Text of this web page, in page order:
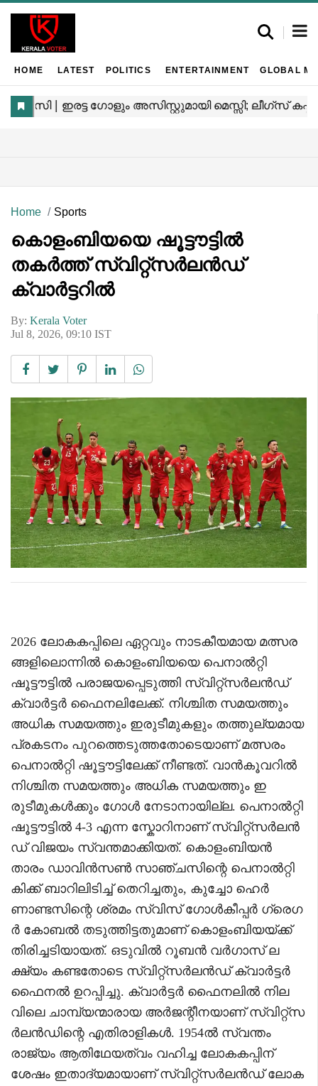
HOME LATEST POLITICS ENTERTAINMENT GLOBAL
Home Sports
കൊളംബിയയെ ഷൂട്ടൗട്ടിൽ
തക‍ർത്ത് സ്വിറ്റ്സ‍ർലൻഡ്
ക്വാർട്ടറിൽ
By: Kerala Voter
Jul 8, 2026, 09:10 IST
2026 ലോകകപ്പിലെ ഏറ്റവും നാടകീയമായ മത്സര
ങ്ങളിലൊന്നിൽ കൊളംബിയയെ പെനാൽറ്റി
ഷൂട്ടൗട്ടിൽ പരാജയപ്പെടുത്തി സ്വിറ്റ്സ‍ർലൻഡ്
ക്വാർട്ടർ ഫൈനലിലേക്ക്. നിശ്ചിത സമയത്തും
അധിക സമയത്തും ഇരുടീമുകളും തത്തുല്യമായ
പ്രകടനം പുറത്തെടുത്തതോടെയാണ് മത്സരം
പെനാൽറ്റി ഷൂട്ടൗട്ടിലേക്ക് നീണ്ടത്. വാൻകൂവറിൽ
നിശ്ചിത സമയത്തും അധിക സമയത്തും ഇ
രുടീമുകൾക്കും ഗോൾ നേടാനായില്ല. പെനാൽറ്റി
ഷൂട്ടൗട്ടിൽ 4-3 എന്ന സ്കോറിനാണ് സ്വിറ്റ്‌സർലൻ
ഡ് വിജയം സ്വന്തമാക്കിയത്. കൊളംബിയൻ
താരം ഡാവിൻസൺ സാഞ്ചസിന്റെ പെനാൽറ്റി
കിക്ക് ബാറിലിടിച്ച് തെറിച്ചതും, കുച്ചോ ഹെർ
ണാണ്ടസിന്റെ ശ്രമം സ്വിസ് ഗോൾകീപ്പർ ഗ്രെഗ
ർ കോബൽ തടുത്തിട്ടതുമാണ് കൊളംബിയയ്ക്ക്
തിരിച്ചടിയായത്. ഒടുവിൽ റൂബൻ വർഗാസ് ല
ക്ഷ്യം കണ്ടതോടെ സ്വിറ്റ്‌സർലൻഡ് ക്വാർട്ടർ
ഫൈനൽ ഉറപ്പിച്ചു. ക്വാർട്ടർ ഫൈനലിൽ നില
വിലെ ചാമ്പ്യന്മാരായ അർജന്റീനയാണ് സ്വിറ്റ്‌സ
ർലൻഡിന്റെ എതിരാളികൾ. 1954ൽ സ്വന്തം
രാജ്യം ആതിഥേയത്വം വഹിച്ച ലോകകപ്പിന്
ശേഷം ഇതാദ്യമായാണ് സ്വിറ്റ്‌സർലൻഡ് ലോക